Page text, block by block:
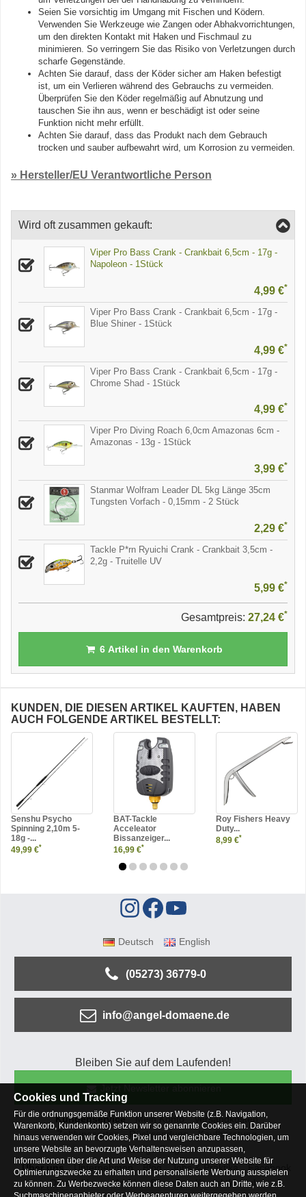
Seien Sie vorsichtig im Umgang mit Fischen und Ködern.
Verwenden Sie Werkzeuge wie Zangen oder Abhakvorrichtungen,
um den direkten Kontakt mit Haken und Fischmaul zu
minimieren. So verringern Sie das Risiko von Verletzungen durch
scharfe Gegenstände.
Achten Sie darauf, dass der Köder sicher am Haken befestigt
ist, um ein Verlieren während des Gebrauchs zu vermeiden.
Überprüfen Sie den Köder regelmäßig auf Abnutzung und
tauschen Sie ihn aus, wenn er beschädigt ist oder seine
Funktion nicht mehr erfüllt.
Achten Sie darauf, dass das Produkt nach dem Gebrauch
trocken und sauber aufbewahrt wird, um Korrosion zu vermeiden.
» Hersteller/EU Verantwortliche Person
Wird oft zusammen gekauft:
Viper Pro Bass Crank - Crankbait 6,5cm - 17g -
Napoleon - 1Stück
4,99 €*
Viper Pro Bass Crank - Crankbait 6,5cm - 17g -
Blue Shiner - 1Stück
4,99 €*
Viper Pro Bass Crank - Crankbait 6,5cm - 17g -
Chrome Shad - 1Stück
4,99 €*
Viper Pro Diving Roach 6,0cm Amazonas 6cm -
Amazonas - 13g - 1Stück
3,99 €*
Stanmar Wolfram Leader DL 5kg Länge 35cm
Tungsten Vorfach - 0,15mm - 2 Stück
2,29 €*
Tackle P*rn Ryuichi Crank - Crankbait 3,5cm -
2,2g - Truitelle UV
5,99 €*
Gesamtpreis: 27,24 €*
6Artikel in den Warenkorb
KUNDEN, DIE DIESEN ARTIKEL KAUFTEN, HABEN
AUCH FOLGENDE ARTIKEL BESTELLT:
Senshu Psycho
Spinning 2,10m 5-
18g -...
49,99 €*
BAT-Tackle
Acceleator
Bissanzeiger...
16,99 €*
Roy Fishers Heavy
Duty...
8,99 €*
Deutsch English
(05273) 36779-0
info@angel-domaene.de
Bleiben Sie auf dem Laufenden!
Kundenservice Mein Konto
Versandkosten
Zahlungsarten
Rücksendung
Kaufberatung
Häufige Fragen
Über uns
Unternehmen Blog Jobs & Praktika
Facebook
Osterfeldsee
Archiv Sitemap
Kontaktformular
Cookies und Tracking
Für die ordnungsgemäße Funktion unserer Website (z.B. Navigation,
Warenkorb, Kundenkonto) setzen wir so genannte Cookies ein. Darüber
hinaus verwenden wir Cookies, Pixel und vergleichbare Technologien, um
unsere Website an bevorzugte Verhaltensweisen anzupassen,
Informationen über die Art und Weise der Nutzung unserer Website für
Optimierungszwecke zu erhalten und personalisierte Werbung ausspielen
zu können. Zu Werbezwecke können diese Daten auch an Dritte, wie z.B.